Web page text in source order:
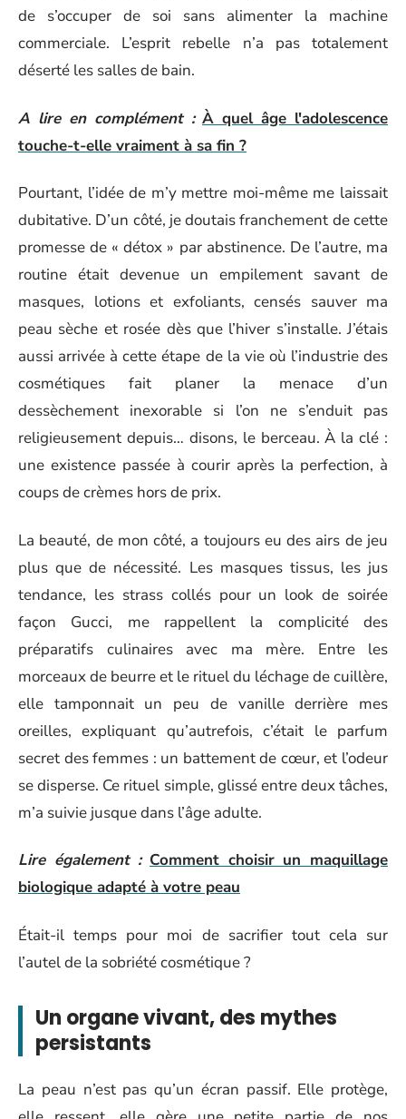
de s’occuper de soi sans alimenter la machine
commerciale. L’esprit rebelle n’a pas totalement
déserté les salles de bain.
A lire en complément : À quel âge l'adolescence
touche-t-elle vraiment à sa fin ?
Pourtant, l’idée de m’y mettre moi-même me laissait
dubitative. D’un côté, je doutais franchement de cette
promesse de « détox » par abstinence. De l’autre, ma
routine était devenue un empilement savant de
masques, lotions et exfoliants, censés sauver ma
peau sèche et rosée dès que l’hiver s’installe. J’étais
aussi arrivée à cette étape de la vie où l’industrie des
cosmétiques fait planer la menace d’un
dessèchement inexorable si l’on ne s’enduit pas
religieusement depuis… disons, le berceau. À la clé :
une existence passée à courir après la perfection, à
coups de crèmes hors de prix.
La beauté, de mon côté, a toujours eu des airs de jeu
plus que de nécessité. Les masques tissus, les jus
tendance, les strass collés pour un look de soirée
façon Gucci, me rappellent la complicité des
préparatifs culinaires avec ma mère. Entre les
morceaux de beurre et le rituel du léchage de cuillère,
elle tamponnait un peu de vanille derrière mes
oreilles, expliquant qu’autrefois, c’était le parfum
secret des femmes : un battement de cœur, et l’odeur
se disperse. Ce rituel simple, glissé entre deux tâches,
m’a suivie jusque dans l’âge adulte.
Lire également : Comment choisir un maquillage
biologique adapté à votre peau
Était-il temps pour moi de sacrifier tout cela sur
l’autel de la sobriété cosmétique ?
Un organe vivant, des mythes
persistants
La peau n’est pas qu’un écran passif. Elle protège,